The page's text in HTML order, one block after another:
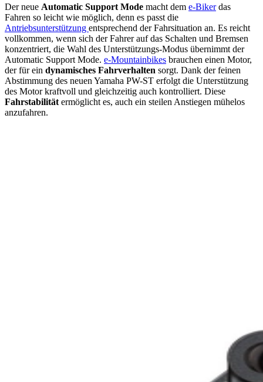
Der neue Automatic Support Mode macht dem e-Bikerdas
Fahren so leicht wie möglich, denn es passt die
Antriebsunterstützung entsprechend der Fahrsituation an. Es reicht
vollkommen, wenn sich der Fahrer auf das Schalten und Bremsen
konzentriert, die Wahl des Unterstützungs-Modus übernimmt der
Automatic Support Mode. e-Mountainbikes brauchen einen Motor,
der für ein dynamisches Fahrverhalten sorgt. Dank der feinen
Abstimmung des neuen Yamaha PW-ST erfolgt die Unterstützung
des Motor kraftvoll und gleichzeitig auch kontrolliert. Diese
Fahrstabilität ermöglicht es, auch ein steilen Anstiegen mühelos
anzufahren.